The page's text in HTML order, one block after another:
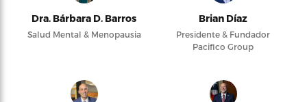
Dra. Bárbara D. Barros
Salud Mental & Menopausia
Brian Díaz
Presidente & Fundador
Pacifico Group